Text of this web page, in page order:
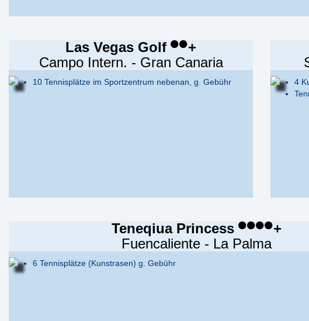
Las Vegas Golf
+
Campo Intern. - Gran Canaria
10 Tennisplätze im Sportzentrum nebenan, g. Gebühr
4
Teneqiua Princess
+
Fuencaliente - La Palma
6 Tennisplätze (Kunstrasen) g. Gebühr